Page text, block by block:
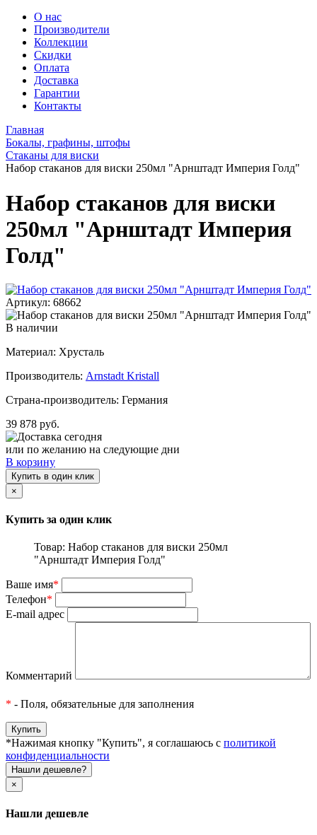
О нас
Производители
Коллекции
Скидки
Оплата
Доставка
Гарантии
Контакты
Главная
Бокалы, графины, штофы
Стаканы для виски
Набор стаканов для виски 250мл "Арнштадт Империя Голд"
Набор стаканов для виски
250мл "Арнштадт Империя
Голд"
Артикул: 68662
В наличии
Материал: Хрусталь
Производитель: Arnstadt Kristall
Страна-производитель: Германия
39 878 руб.
Доставка сегодня
или по желанию на следующие дни
В корзину
Купить в один клик
×
Купить за один клик
Товар: Набор стаканов для виски 250мл
"Арнштадт Империя Голд"
Ваше имя*
Телефон*
E-mail адрес
Комментарий
* - Поля, обязательные для заполнения
*Нажимая кнопку "Купить", я соглашаюсь с политикой
конфиденциальности
Нашли дешевле?
×
Нашли дешевле